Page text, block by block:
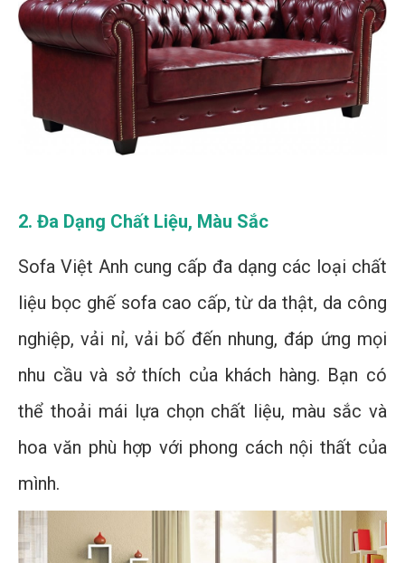
2. Đa Dạng Chất Liệu, Màu Sắc
Sofa Việt Anh cung cấp đa dạng các loại chất
liệu bọc ghế sofa cao cấp, từ da thật, da công
nghiệp, vải nỉ, vải bố đến nhung, đáp ứng mọi
nhu cầu và sở thích của khách hàng. Bạn có
thể thoải mái lựa chọn chất liệu, màu sắc và
hoa văn phù hợp với phong cách nội thất của
mình.